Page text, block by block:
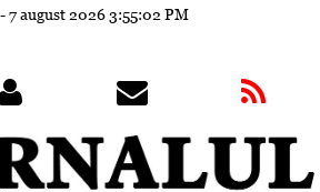
7 august 20263:55:05 PM